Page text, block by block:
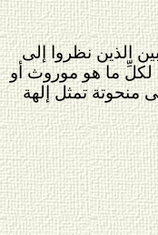
الذين نظروا إلى
لكلِّ ما هو موروث أو
منحوتة تمثل إلهة